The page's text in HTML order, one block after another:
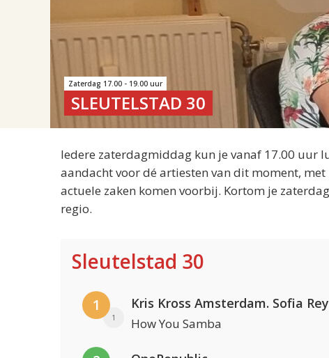
Zaterdag 17.00 - 19.00 uur
SLEUTELSTAD 30
Iedere zaterdagmiddag kun je vanaf 17.00 uur
aandacht voor dé artiesten van dit moment,
actuele zaken komen voorbij. Kortom je
regio.
Sleutelstad 30
1
1 How You Samba